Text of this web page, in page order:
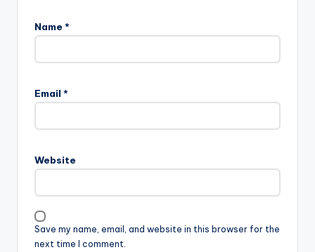
Name *
Email *
Website
Save my name, email, and website in this browser for the
next time I comment.